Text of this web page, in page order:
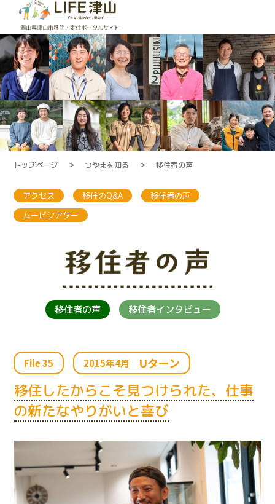
トップページ ＞ つやまを知る ＞ 移住者の声
アクセス 移住のQ&A
移住者の声
ムービシアター
移住者の声 移住者インタビュー
File 35 2015年4月 Uターン
移住したからこそ見つけられた、仕事
の新たなやりがいと喜び